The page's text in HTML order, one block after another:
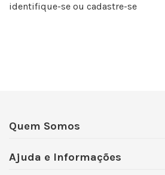
identifique-se ou cadastre-se
Quem Somos
Ajuda e Informações